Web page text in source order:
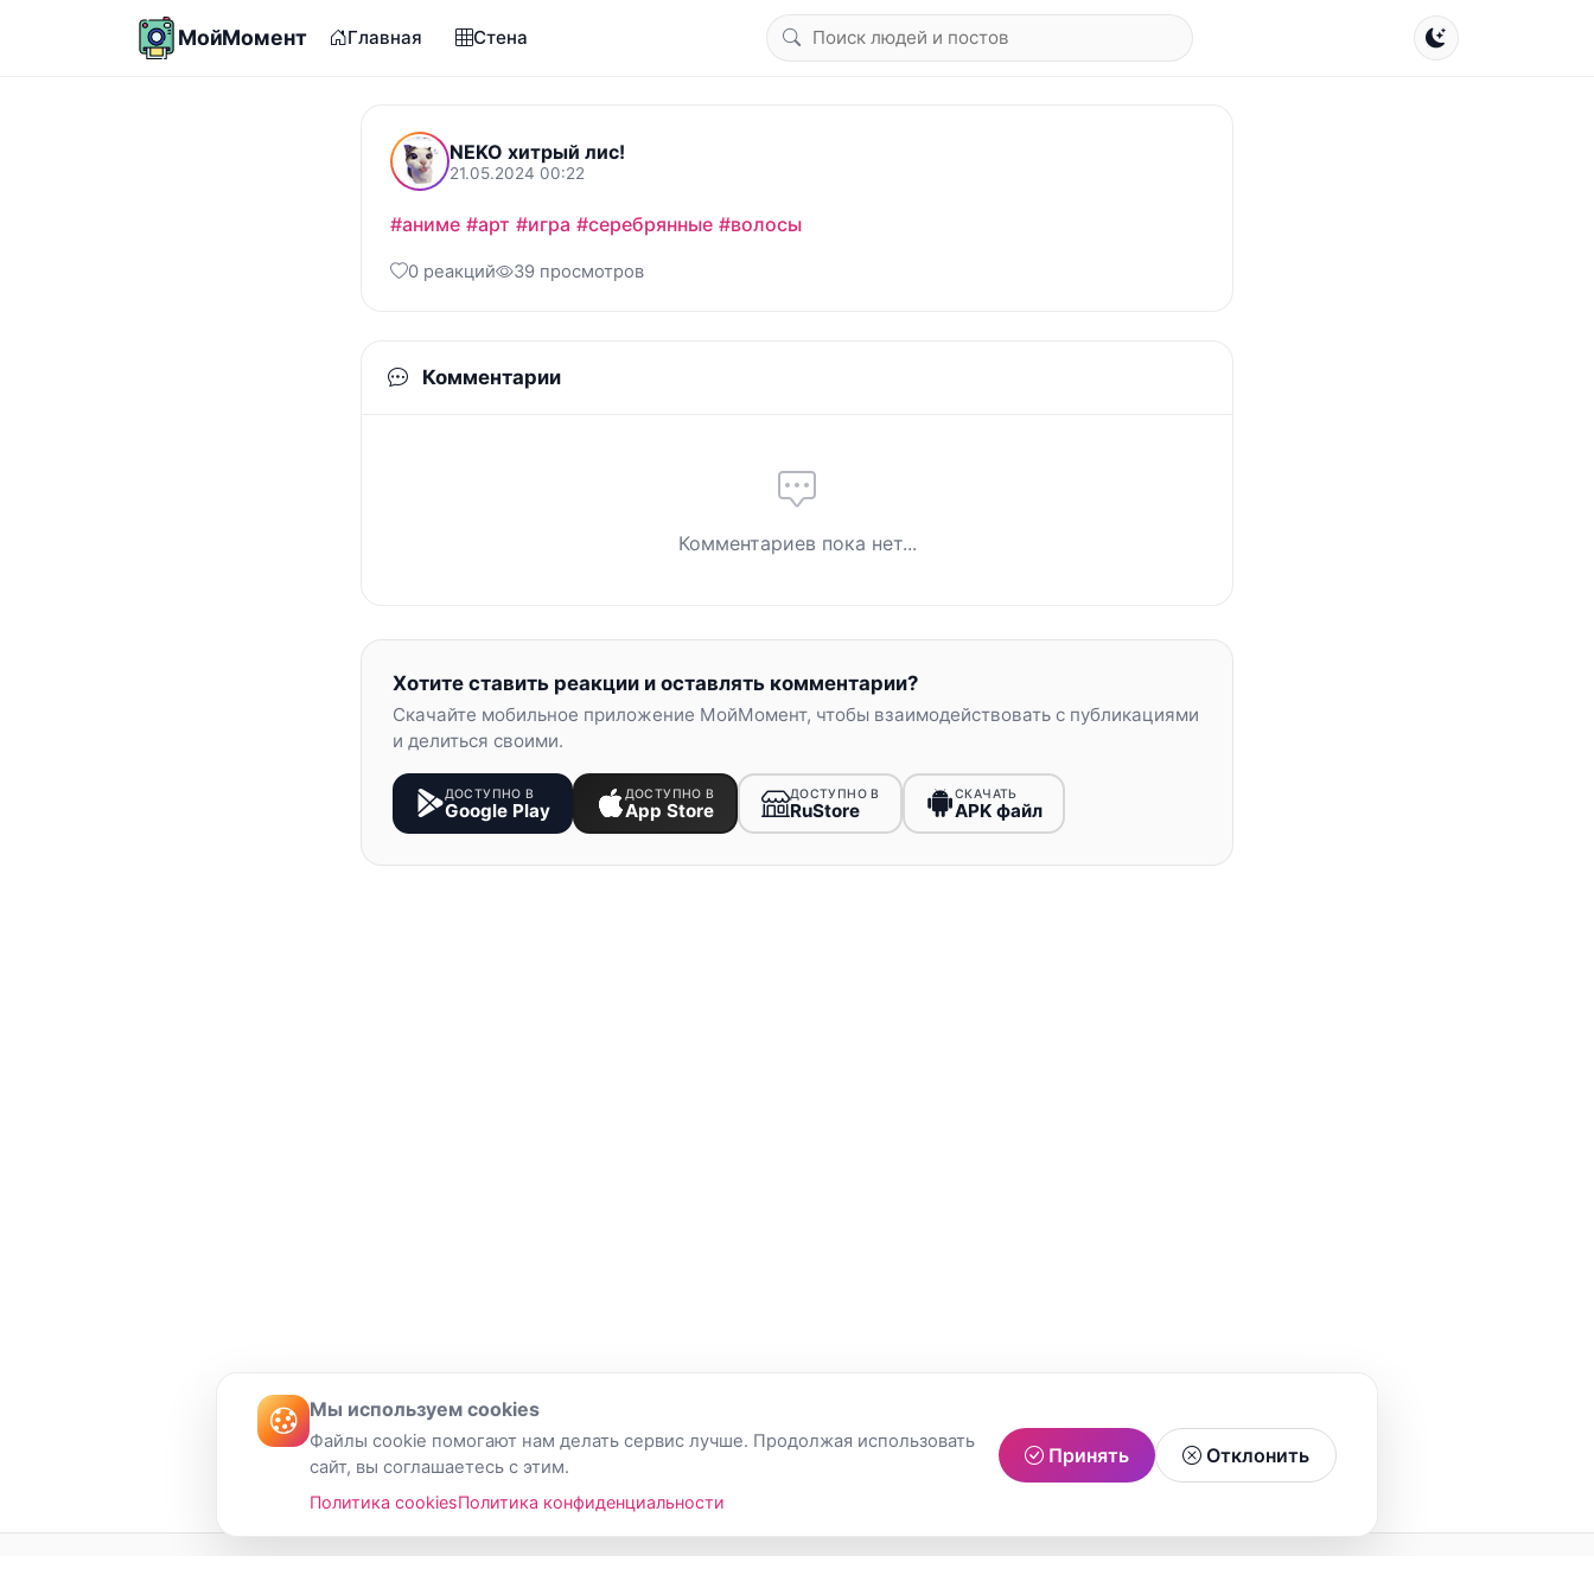
МойМомент Главная Стена
NEKO хитрый лис!
21.05.2024 00:22
#аниме #арт #игра #серебрянные #волосы
0 реакций 39 просмотров
Комментарии
Комментариев пока нет...
Хотите ставить реакции и оставлять комментарии?
Скачайте мобильное приложение МойМомент, чтобы взаимодействовать с публикациями
и делиться своими.
ДОСТУПНО В
Google Play
ДОСТУПНО В
App Store
ДОСТУПНО В
RuStore
СКАЧАТЬ
APK файл
Мы используем cookies
Файлы cookie помогают нам делать сервис лучше. Продолжая использовать
сайт, вы соглашаетесь с этим.
Политика cookiesПолитика конфиденциальности
Принять Отклонить